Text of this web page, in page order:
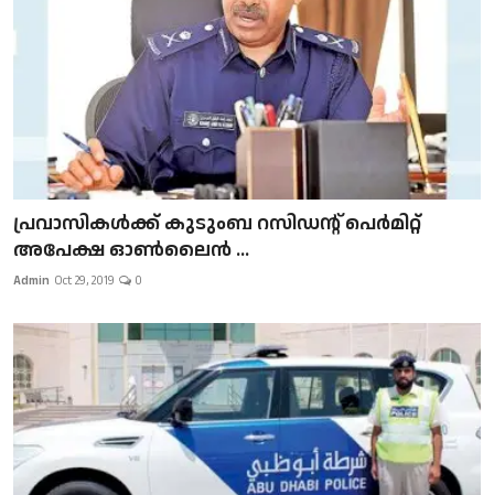
പ്രവാസികള്‍ക്ക് കുടുംബ റസിഡന്റ് പെർമിറ്റ്
അപേക്ഷ ഓൺലൈൻ ...
Admin Oct 29, 2019 0